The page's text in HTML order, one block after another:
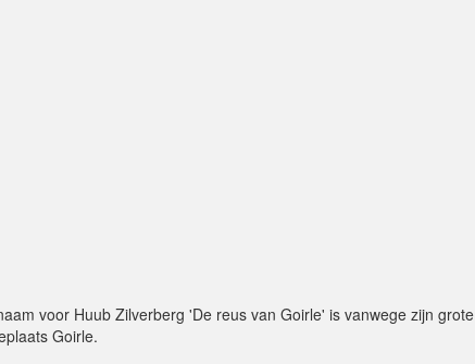
voor Huub Zilverberg 'De reus van Goirle' is vanwege zijn grote
Goirle.